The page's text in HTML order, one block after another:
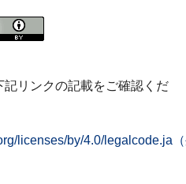
リンクの記載をご確認くだ
licenses/by/4.0/legalcode.ja